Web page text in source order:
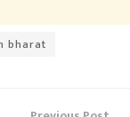
bharat